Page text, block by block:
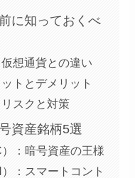
に知っておくべ
想通貨との違い
トとデメリット
スクと対策
資産銘柄5選
：暗号資産の王様
：スマートコント